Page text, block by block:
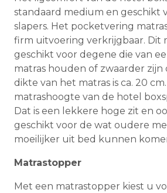
standaard medium en geschikt
slapers. Het pocketvering
firm uitvoering verkrijgbaar. Dit
geschikt voor degene die van
matras houden of zwaarder zijn
dikte van het matras is ca. 20
matrashoogte van de hotel
Dat is een lekkere hoge zit en
geschikt voor de wat oudere
moeilijker uit bed kunnen
Matrastopper
Met een matrastopper kiest u